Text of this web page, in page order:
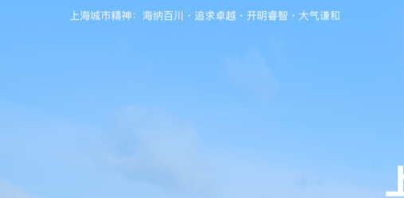
无障碍操作说明 跳转到网站导航区 跳转到主要内容区域